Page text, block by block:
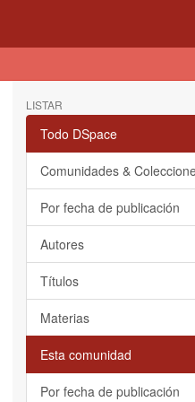
LISTAR
Todo DSpace
Comunidades &
Por fecha de publicación
Autores
Títulos
Materias
Esta comunidad
Por fecha de publicación